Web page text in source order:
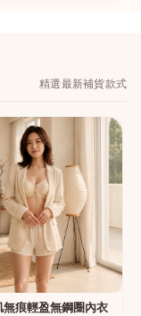
精選最新補貨款式
無痕輕盈無鋼圈內衣